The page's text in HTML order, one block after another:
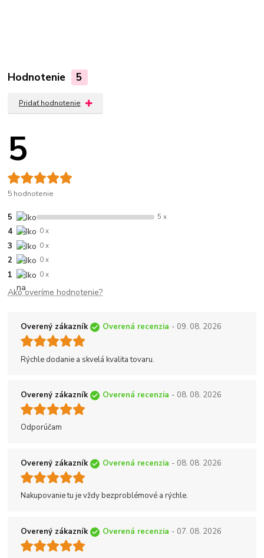
Hodnotenie 5
Pridať hodnotenie
5
5 hodnotenie
5 5 x
4 0 x
3 0 x
2 0 x
1 0 x
Ako overíme hodnotenie?
Overený zákazník Overená recenzia - 09. 08. 2026
Rýchle dodanie a skvelá kvalita tovaru.
Overený zákazník Overená recenzia - 08. 08. 2026
Odporúčam
Overený zákazník Overená recenzia - 08. 08. 2026
Nakupovanie tu je vždy bezproblémové a rýchle.
Overený zákazník Overená recenzia - 07. 08. 2026